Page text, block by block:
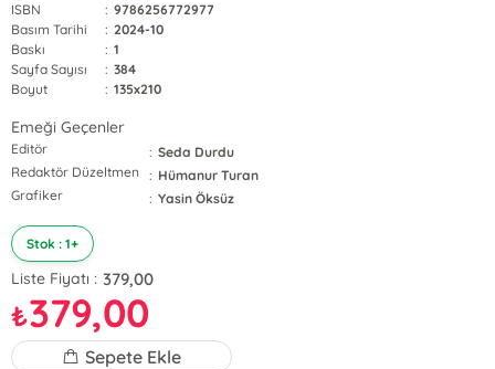
ISBN
: 9786256772977
Basım Tarihi
: 2024-10
Baskı
: 1
Sayfa Sayısı
: 384
Boyut
: 135x210
Emeği Geçenler
Editör : Seda Durdu
Redaktör Düzeltmen
: Hümanur Turan
Grafiker
: Yasin Öksüz
Stok : 1+
Liste Fiyatı : 379,00
₺379,00
Sepete Ekle